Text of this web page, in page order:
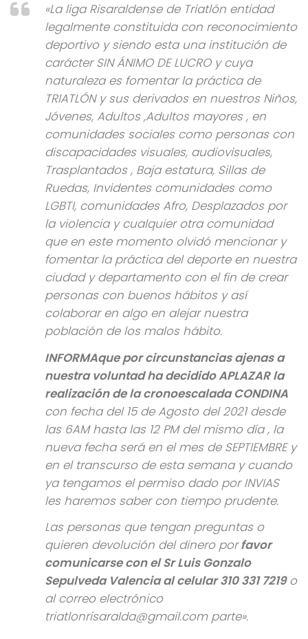
«La liga Risaraldense de Triatlón entidad
legalmente constituida con reconocimiento
deportivo y siendo esta una institución de
carácter SIN ÁNIMO DE LUCRO y cuya
naturaleza es fomentar la práctica de
TRIATLÓN y sus derivados en nuestros Niños,
Jóvenes, Adultos ,Adultos mayores , en
comunidades sociales como personas con
discapacidades visuales, audiovisuales,
Trasplantados , Baja estatura, Sillas de
Ruedas, Invidentes comunidades como
LGBTI, comunidades Afro, Desplazados por
la violencia y cualquier otra comunidad
que en este momento olvidó mencionar y
fomentar la práctica del deporte en nuestra
ciudad y departamento con el fin de crear
personas con buenos hábitos y así
colaborar en algo en alejar nuestra
población de los malos hábito.
INFORMAque por circunstancias ajenas a
nuestra voluntad ha decidido APLAZAR la
realización de la cronoescalada CONDINA
con fecha del 15 de Agosto del 2021 desde
las 6AM hasta las 12 PM del mismo día , la
nueva fecha será en el mes de SEPTIEMBRE y
en el transcurso de esta semana y cuando
ya tengamos el permiso dado por INVIAS
les haremos saber con tiempo prudente.
Las personas que tengan preguntas o
quieren devolución del dinero porfavor
comunicarse con el Sr Luis Gonzalo
Sepulveda Valencia al celular 310 331 7219o
al correo electrónico
triatlonrisaralda@gmail.com parte».